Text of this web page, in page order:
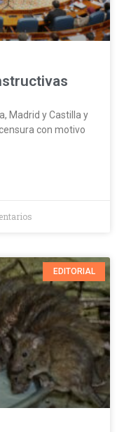
Madrid y Castilla y
con motivo
EDITORIAL